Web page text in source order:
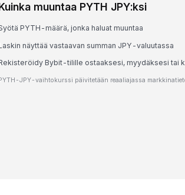
muuntaa PYTH JPY:ksi
PYTH-määrä, jonka haluat muuntaa
näyttää vastaavan summan JPY-valuutassa
Bybit-tilille ostaaksesi, myydäksesi tai
JPY-vaihtokurssi päivitetään reaaliajassa